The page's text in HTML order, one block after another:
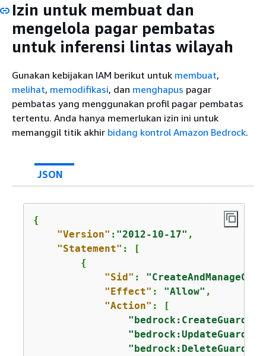
Izin untuk membuat dan
mengelola pagar pembatas
untuk inferensi lintas wilayah
Gunakan kebijakan IAM berikut untuk membuat,
melihat, memodifikasi, dan menghapus pagar
pembatas yang menggunakan profil pagar pembatas
tertentu. Anda hanya memerlukan izin ini untuk
memanggil titik akhir bidang kontrol Amazon Bedrock.
JSON
{
"Version" : "2012-10-17" ,
"Statement" : [
{
"Sid" :
"Effect" : "Allow" ,
"Action" : [